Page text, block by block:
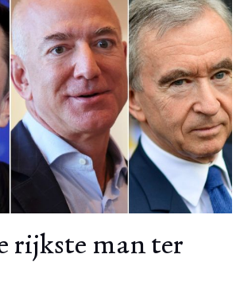
rijkste man ter